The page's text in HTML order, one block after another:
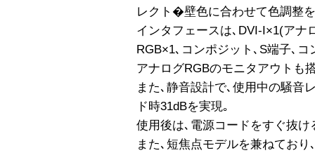
レクト�壁色に合わせて色調整
インタフェースは､DVI-I×1(アナ
RGB×1､コンポジット､S端子､コ
アナログRGBのモニタアウトも
また､静音設計で､使用中の騒音
ド時31dBを実現｡
使用後は､電源コードをすぐ抜
また､短焦点モデルを兼ねてお